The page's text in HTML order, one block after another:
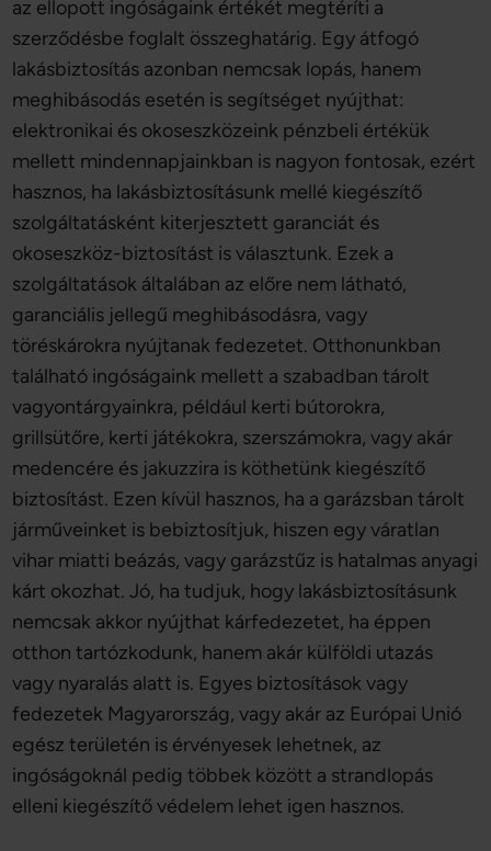
az ellopott ingóságaink értékét megtéríti a
szerződésbe foglalt összeghatárig. Egy átfogó
lakásbiztosítás azonban nemcsak lopás, hanem
meghibásodás esetén is segítséget nyújthat:
elektronikai és okoseszközeink pénzbeli értékük
mellett mindennapjainkban is nagyon fontosak, ezért
hasznos, ha lakásbiztosításunk mellé kiegészítő
szolgáltatásként kiterjesztett garanciát és
okoseszköz-biztosítást is választunk. Ezek a
szolgáltatások általában az előre nem látható,
garanciális jellegű meghibásodásra, vagy
töréskárokra nyújtanak fedezetet. Otthonunkban
található ingóságaink mellett a szabadban tárolt
vagyontárgyainkra, például kerti bútorokra,
grillsütőre, kerti játékokra, szerszámokra, vagy akár
medencére és jakuzzira is köthetünk kiegészítő
biztosítást. Ezen kívül hasznos, ha a garázsban tárolt
járműveinket is bebiztosítjuk, hiszen egy váratlan
vihar miatti beázás, vagy garázstűz is hatalmas anyagi
kárt okozhat. Jó, ha tudjuk, hogy lakásbiztosításunk
nemcsak akkor nyújthat kárfedezetet, ha éppen
otthon tartózkodunk, hanem akár külföldi utazás
vagy nyaralás alatt is. Egyes biztosítások vagy
fedezetek Magyarország, vagy akár az Európai Unió
egész területén is érvényesek lehetnek, az
ingóságoknál pedig többek között a strandlopás
elleni kiegészítő védelem lehet igen hasznos.